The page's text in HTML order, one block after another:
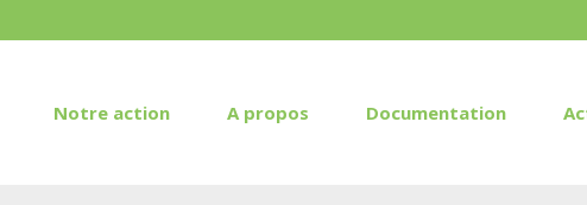
Notre action A propos Documentation